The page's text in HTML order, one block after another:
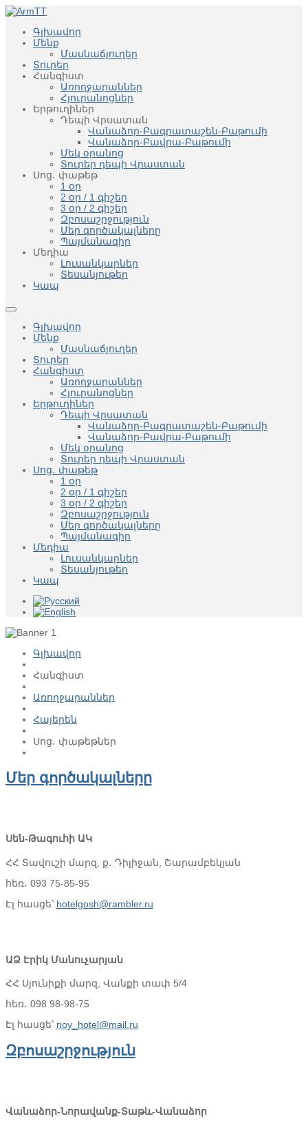
Գլխավոր
Մենք
Մասնաճյուղեր
Տուրեր
Հանգիստ
Առողջարաններ
Հյուրանոցներ
Երթուղիներ
Դեպի Վրսատան
Վանաձոր-Բագրատաշեն-Բաթումի
Վանաձոր-Բավրա-Բաթումի
Մեկ օրանոց
Տուրեր դեպի Վրաստան
Սոց․ փաթեթ
1 օր
2 օր / 1 գիշեր
3 օր / 2 գիշեր
Զբոսաշրջություն
Մեր գործակալները
Պայմանագիր
Մեդիա
Լուսանկարներ
Տեսանյութեր
Կապ
Գլխավոր
Մենք
Մասնաճյուղեր
Տուրեր
Հանգիստ
Առողջարաններ
Հյուրանոցներ
Երթուղիներ
Դեպի Վրսատան
Վանաձոր-Բագրատաշեն-Բաթումի
Վանաձոր-Բավրա-Բաթումի
Մեկ օրանոց
Տուրեր դեպի Վրաստան
Սոց․ փաթեթ
1 օր
2 օր / 1 գիշեր
3 օր / 2 գիշեր
Զբոսաշրջություն
Մեր գործակալները
Պայմանագիր
Մեդիա
Լուսանկարներ
Տեսանյութեր
Կապ
Գլխավոր
Հանգիստ
Առողջարաններ
Հայերեն
Սոց․ փաթեթներ
Մեր գործակալները
Սեն-Թագուհի ԱԿ
ՀՀ Տավուշի մարզ, ք․ Դիլիջան, Շարամբեկյան
հեռ․ 093 75-85-95
Էլ հասցե՝ hotelgosh@rambler.ru
ԱՁ Էրիկ Մանուչարյան
ՀՀ Սյունիքի մարզ, Վանքի տափ 5/4
հեռ․ 098 98-98-75
Էլ հասցե՝ noy_hotel@mail.ru
Զբոսաշրջություն
Վանաձոր-Նորավանք-Տաթև-Վանաձոր